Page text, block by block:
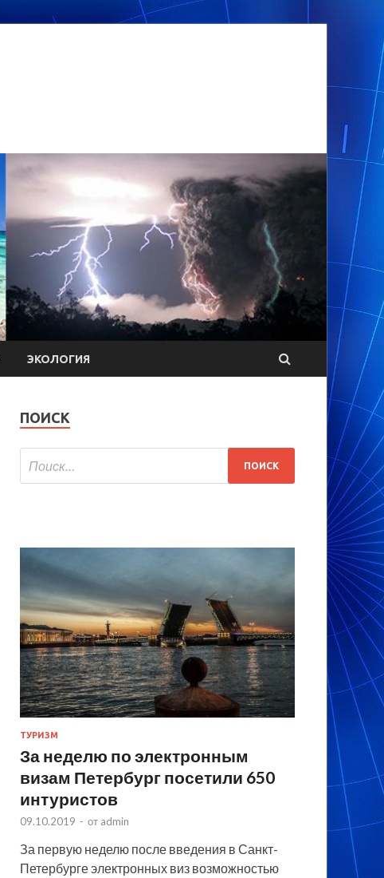
ЭКОЛОГИЯ
ПОИСК
ТУРИЗМ
За неделю по электронным
визам Петербург посетили 650
интуристов
09.10.2019 - от admin
За первую неделю после введения в Санкт-
Петербурге электронных виз возможностью